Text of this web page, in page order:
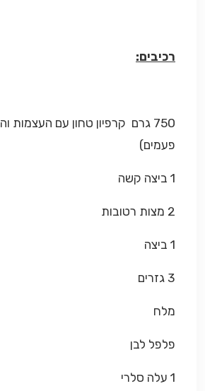
רכיבים:
פעמים)
1 ביצה קשה
2 מצות רטובות
1 ביצה
3 גזרים
מלח
פלפל לבן
1 עלה סלרי